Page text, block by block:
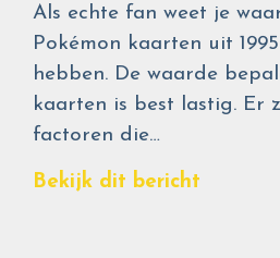
Als echte fan weet je
Pokémon kaarten uit
hebben. De waarde
kaarten is best lastig. Er
factoren die…
Bekijk dit bericht